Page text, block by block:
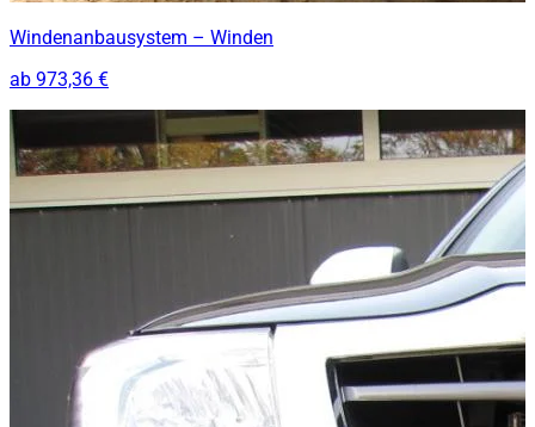
Windenanbausystem – Winden
ab 973,36 €